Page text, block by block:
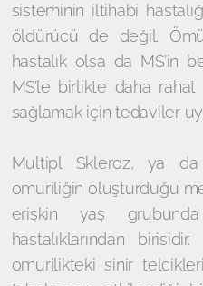
sisteminin iltihabi
öldürücü de değil.
hastalık olsa da MS’in
MS’le birlikte daha
sağlamak için tedaviler
Multipl Skleroz, ya da
omuriliğin oluşturduğu
erişkin yaş
hastalıklarından
omurilikteki sinir